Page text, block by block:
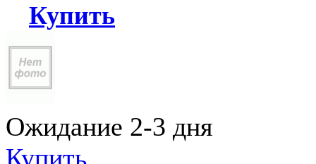
Купить
Ожидание 2-3 дня
Купить